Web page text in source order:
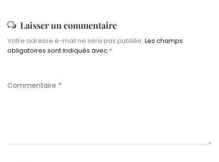
Laisser un commentaire
Votre adresse e-mail ne sera pas publiée. Les champs
obligatoires sont indiqués avec *
Commentaire *